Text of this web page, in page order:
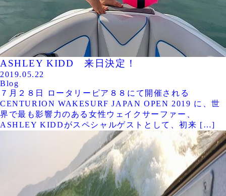
ASHLEY KIDD 来日決定！
2019.05.22
Blog
７月２８日 ロータリーピア８８にて開催される
CENTURION WAKESURF JAPAN OPEN 2019 に、世
界で最も影響力のある女性ウェイクサーファー、
ASHLEY KIDDがスペシャルゲストとして、初来 […]